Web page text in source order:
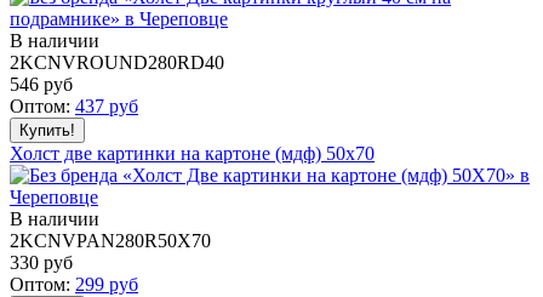
В наличии
2KCNVROUND280RD40
546 руб
Оптом: 437 руб
Холст две картинки на картоне (мдф) 50x70
В наличии
2KCNVPAN280R50X70
330 руб
Оптом: 299 руб